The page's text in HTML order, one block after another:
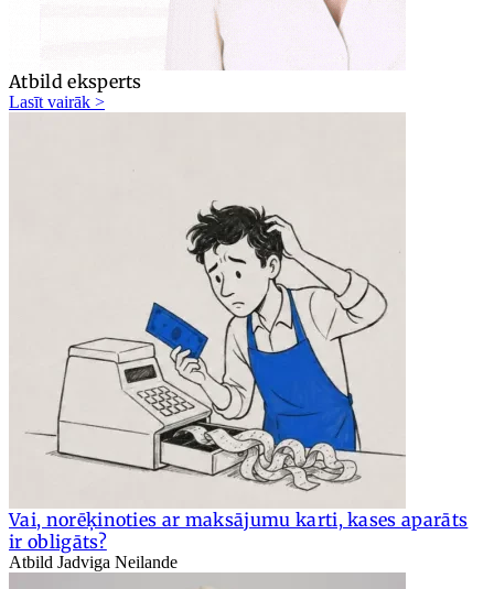
Atbild eksperts
Lasīt vairāk >
Vai, norēķinoties ar maksājumu karti, kases aparāts
ir obligāts?
Atbild Jadviga Neilande